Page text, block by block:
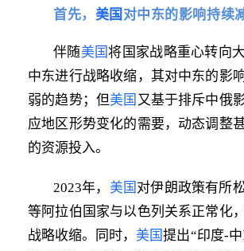
首先， 美国 对中东的影响持续
伴随美国将国家战略重心转向
中东进行战略收缩，其对中东的影
弱的趋势；但美国 又基于排斥中俄
应地区形势变化的需要，动态调整
的资源投入。
2023年， 美国 对伊朗政策有所
等阿拉伯国家与以色列关系正常化
战略收缩。同时， 美国提出“印度-